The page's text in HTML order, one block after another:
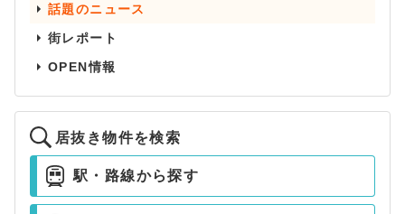
話題のニュース
街レポート
OPEN情報
居抜き物件を検索
駅・路線から探す